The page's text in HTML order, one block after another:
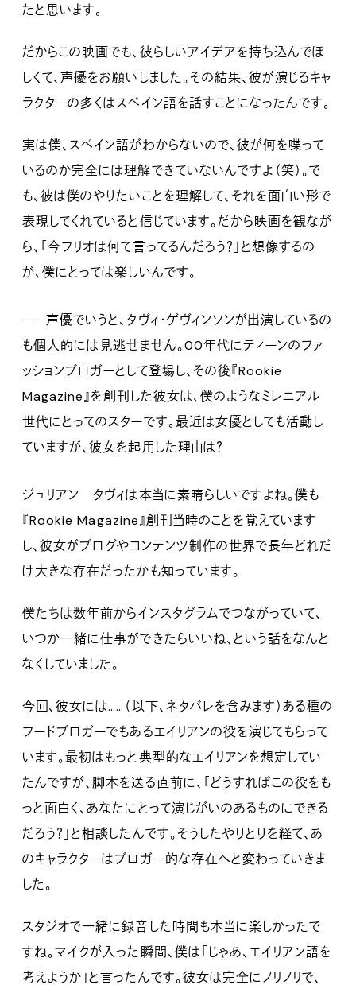
たと思います。
だからこの映画でも、彼らしいアイデアを持ち込んでほ
しくて、声優をお願いしました。その結果、彼が演じるキャ
ラクターの多くはスペイン語を話すことになったんです。
実は僕、スペイン語がわからないので、彼が何を喋って
いるのか完全には理解できていないんですよ（笑）。で
も、彼は僕のやりたいことを理解して、それを面白い形で
表現してくれていると信じています。だから映画を観なが
ら、「今フリオは何て言ってるんだろう？」と想像するの
が、僕にとっては楽しいんです。
ーー声優でいうと、タヴィ・ゲヴィンソンが出演しているの
も個人的には見逃せません。00年代にティーンのファ
ッションブロガーとして登場し、その後『Rookie
Magazine』を創刊した彼女は、僕のようなミレニアル
世代にとってのスターです。最近は女優としても活動し
ていますが、彼女を起用した理由は？
ジュリアン タヴィは本当に素晴らしいですよね。僕も
『Rookie Magazine』創刊当時のことを覚えています
し、彼女がブログやコンテンツ制作の世界で長年どれだ
け大きな存在だったかも知っています。
僕たちは数年前からインスタグラムでつながっていて、
いつか一緒に仕事ができたらいいね、という話をなんと
なくしていました。
今回、彼女には……（以下、ネタバレを含みます）ある種の
フードブロガーでもあるエイリアンの役を演じてもらって
います。最初はもっと典型的なエイリアンを想定してい
たんですが、脚本を送る直前に、「どうすればこの役をも
っと面白く、あなたにとって演じがいのあるものにできる
だろう？」と相談したんです。そうしたやりとりを経て、あ
のキャラクターはブロガー的な存在へと変わっていきま
した。
スタジオで一緒に録音した時間も本当に楽しかったで
すね。マイクが入った瞬間、僕は「じゃあ、エイリアン語を
考えようか」と言ったんです。彼女は完全にノリノリで、